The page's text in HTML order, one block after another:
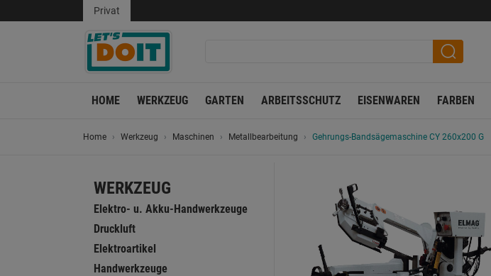
Privat
HOME WERKZEUG GARTEN ARBEITSSCHUTZ EISENWAREN FARBEN
Home Werkzeug Maschinen Metallbearbeitung Gehrungs-Bandsägemaschine CY 260x200 G
WERKZEUG
Elektro- u. Akku-Handwerkzeuge
Druckluft
Elektroartikel
Handwerkzeuge